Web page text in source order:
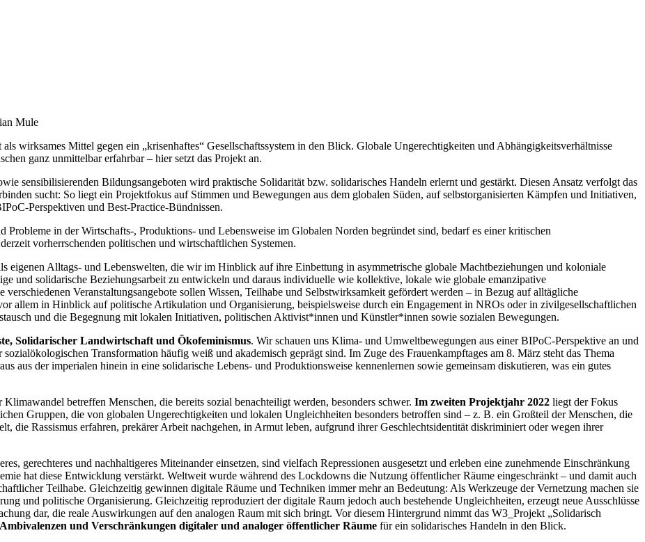
wirksames Mittel gegen ein „krisenhaftes“ Gesellschaftssystem in den Blick. Globale Ungerechtigkeiten und Abhängigkeitsverhältnisse
ganz unmittelbar erfahrbar – hier setzt das Projekt an.
sensibilisierenden Bildungsangeboten wird praktische Solidarität bzw. solidarisches Handeln erlernt und gestärkt. Diesen Ansatz verfolgt das
sucht: So liegt ein Projektfokus auf Stimmen und Bewegungen aus dem globalen Süden, auf selbstorganisierten Kämpfen und Initiativen,
Perspektiven und Best-Practice-Bündnissen.
in der Wirtschafts-, Produktions- und Lebensweise im Globalen Norden begründet sind, bedarf es einer kritischen
vorherrschenden politischen und wirtschaftlichen Systemen.
eigenen Alltags- und Lebenswelten, die wir im Hinblick auf ihre Einbettung in asymmetrische globale Machtbeziehungen und koloniale
und solidarische Beziehungsarbeit zu entwickeln und daraus individuelle wie kollektive, lokale wie globale emanzipative
Veranstaltungsangebote sollen Wissen, Teilhabe und Selbstwirksamkeit gefördert werden – in Bezug auf alltägliche
allem in Hinblick auf politische Artikulation und Organisierung, beispielsweise durch ein Engagement in NROs oder in zivilgesellschaftlichen
und die Begegnung mit lokalen Initiativen, politischen Aktivist*innen und Künstler*innen sowie sozialen Bewegungen.
Solidarischer Landwirtschaft und Ökofeminismus. Wir schauen uns Klima- und Umweltbewegungen aus einer BIPoC-Perspektive an und
Transformation häufig weiß und akademisch geprägt sind. Im Zuge des Frauenkampftages am 8. März steht das Thema
aus der imperialen hinein in eine solidarische Lebens- und Produktionsweise kennenlernen sowie gemeinsam diskutieren, was ein gutes
betreffen Menschen, die bereits sozial benachteiligt werden, besonders schwer. Im zweiten Projektjahr 2022 liegt der Fokus
Gruppen, die von globalen Ungerechtigkeiten und lokalen Ungleichheiten besonders betroffen sind – z. B. ein Großteil der Menschen, die
die Rassismus erfahren, prekärer Arbeit nachgehen, in Armut leben, aufgrund ihrer Geschlechtsidentität diskriminiert oder wegen ihrer
gerechteres und nachhaltigeres Miteinander einsetzen, sind vielfach Repressionen ausgesetzt und erleben eine zunehmende Einschränkung
hat diese Entwicklung verstärkt. Weltweit wurde während des Lockdowns die Nutzung öffentlicher Räume eingeschränkt – und damit auch
Teilhabe. Gleichzeitig gewinnen digitale Räume und Techniken immer mehr an Bedeutung: Als Werkzeuge der Vernetzung machen sie
und politische Organisierung. Gleichzeitig reproduziert der digitale Raum jedoch auch bestehende Ungleichheiten, erzeugt neue Ausschlüsse
dar, die reale Auswirkungen auf den analogen Raum mit sich bringt. Vor diesem Hintergrund nimmt das W3_Projekt „Solidarisch
und Verschränkungen digitaler und analoger öffentlicher Räume für ein solidarisches Handeln in den Blick.